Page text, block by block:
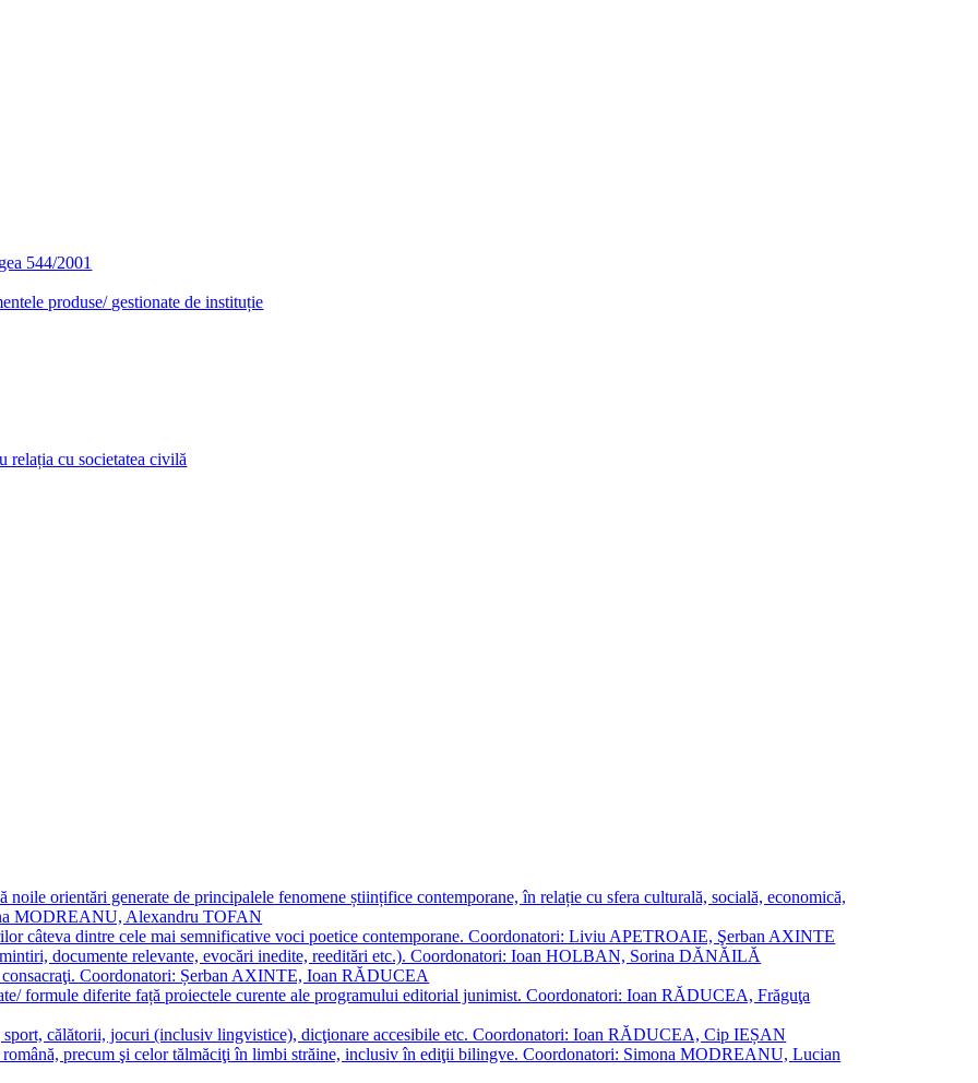
544/2001
produse/ gestionate de instituție
relația cu societatea civilă
noile orientări generate de principalele fenomene științifice contemporane, în relație cu sfera culturală, socială, economică,
MODREANU, Alexandru TOFAN
câteva dintre cele mai semnificative voci poetice contemporane. Coordonatori: Liviu APETROAIE, Şerban AXINTE
documente relevante, evocări inedite, reeditări etc.). Coordonatori: Ioan HOLBAN, Sorina DĂNĂILĂ
Coordonatori: Șerban AXINTE, Ioan RĂDUCEA
formule diferite față proiectele curente ale programului editorial junimist. Coordonatori: Ioan RĂDUCEA, Frăguţa
sport, călătorii, jocuri (inclusiv lingvistice), dicţionare accesibile etc. Coordonatori: Ioan RĂDUCEA, Cip IEȘAN
română, precum şi celor tălmăciţi în limbi străine, inclusiv în ediţii bilingve. Coordonatori: Simona MODREANU, Lucian